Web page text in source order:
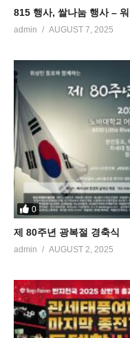
815 행사, 쌀나눔 행사 –
admin AUGUST 7, 2025
0
제 80주년 광복절 경축식
admin AUGUST 2, 2025